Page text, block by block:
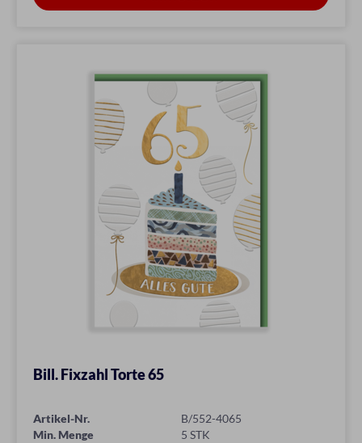
Bill. Fixzahl Torte 65
Artikel-Nr.
B/552-4065
Min. Menge
5 STK